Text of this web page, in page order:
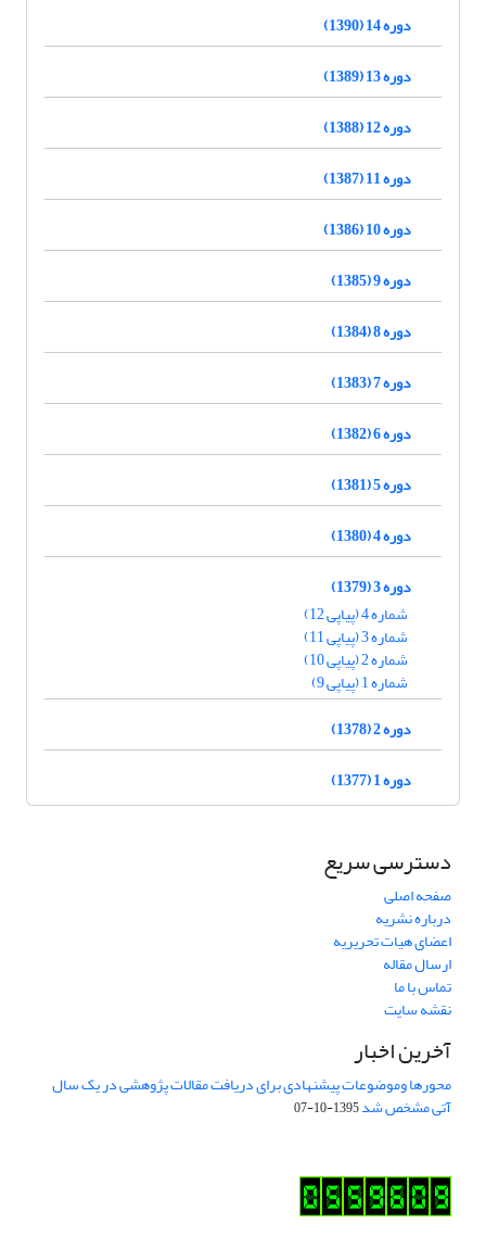
دوره 14 (1390)
دوره 13 (1389)
دوره 12 (1388)
دوره 11 (1387)
دوره 10 (1386)
دوره 9 (1385)
دوره 8 (1384)
دوره 7 (1383)
دوره 6 (1382)
دوره 5 (1381)
دوره 4 (1380)
دوره 3 (1379)
شماره 4 (پیاپی 12)
شماره 3 (پیاپی 11)
شماره 2 (پیاپی 10)
شماره 1 (پیاپی 9)
دوره 2 (1378)
دوره 1 (1377)
دسترسی سریع
صفحه اصلی
درباره نشریه
اعضای هیات تحریریه
ارسال مقاله
تماس با ما
نقشه سایت
آخرین اخبار
محورها وموضوعات پیشنهادی برای دریافت مقالات پژوهشی در یک سال
آتی مشخص شد1395-10-07